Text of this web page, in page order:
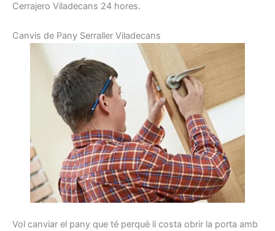
Cerrajero Viladecans 24 hores.
Canvis de Pany Serraller Viladecans
Vol canviar el pany que té perquè li costa obrir la porta amb